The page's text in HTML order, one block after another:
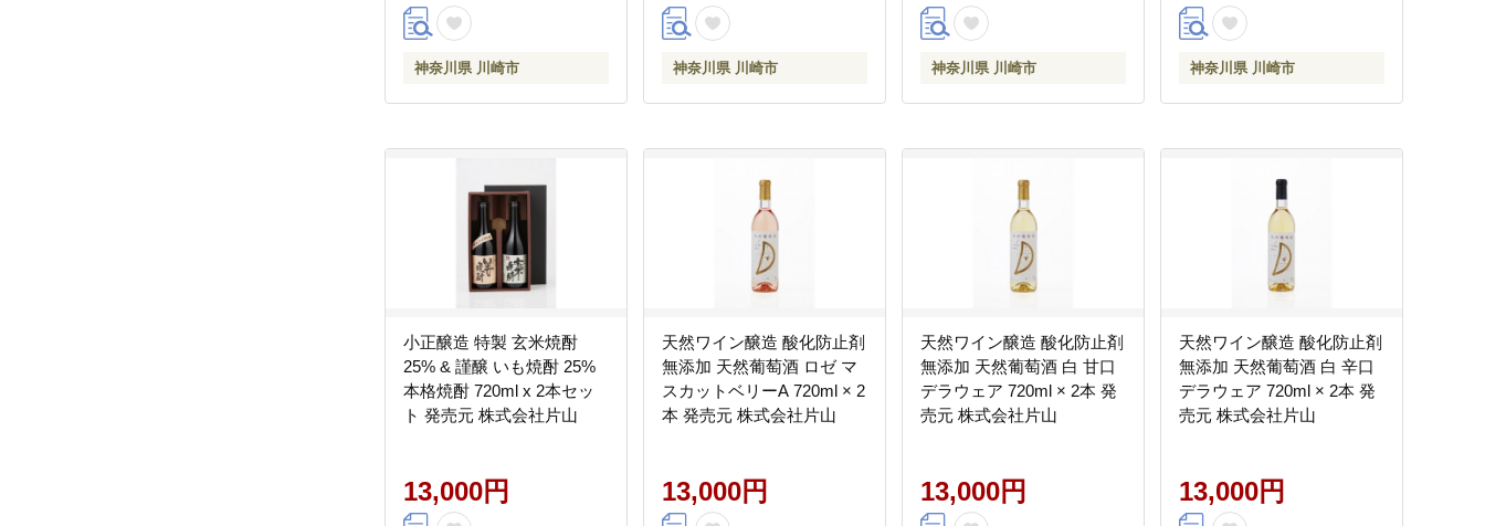
神奈川県 川崎市 神奈川県 川崎市 神奈川県 川崎市 神奈川県 川崎市
小正醸造 特製 玄米焼酎
25% & 謹醸 いも焼酎 25%
本格焼酎 720ml x 2本セッ
ト 発売元 株式会社片山
13,000円
天然ワイン醸造 酸化防止剤
無添加 天然葡萄酒 ロゼ マ
スカットベリーA 720ml × 2
本 発売元 株式会社片山
13,000円
天然ワイン醸造 酸化防止剤
無添加 天然葡萄酒 白 甘口
デラウェア 720ml × 2本 発
売元 株式会社片山
13,000円
天然ワイン醸造 酸化防止剤
無添加 天然葡萄酒 白 辛口
デラウェア 720ml × 2本 発
売元 株式会社片山
13,000円